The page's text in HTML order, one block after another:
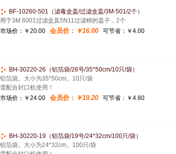
BF-10260-501（滤毒盒盖/过滤盒盖/3M-501/2个）
用于3M 6001过滤盒及5N11过滤棉的盖子，2个
市场价： ￥20.00 会员价： ￥16.00 可节省：￥4.00
BH-30220-26（铝箔袋/26号/35*50cm/10只/袋）
铝箔袋。大小为35*50cm。10只/袋
需配合封口机使用！
市场价： ￥24.00 会员价： ￥19.20 可节省：￥4.80
BH-30220-19（铝箔袋/19号/24*32cm/100只/袋）
铝箔袋。大小为24*32cm。100只/袋